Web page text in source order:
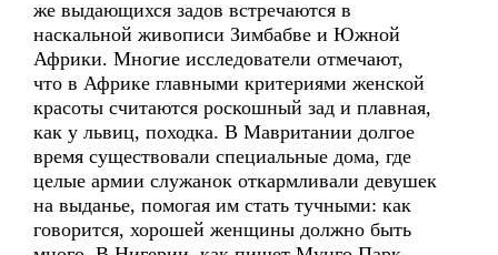
же выдающихся задов встречаются в
наскальной живописи Зимбабве и Южной
Африки. Многие исследователи отмечают,
что в Африке главными критериями женской
красоты считаются роскошный зад и плавная,
как у львиц, походка. В Мавритании долгое
время существовали специальные дома, где
целые армии служанок откармливали девушек
на выданье, помогая им стать тучными: как
говорится, хорошей женщины должно быть